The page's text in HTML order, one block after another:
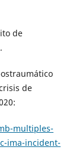
de
de
multiples-
ima-incident-